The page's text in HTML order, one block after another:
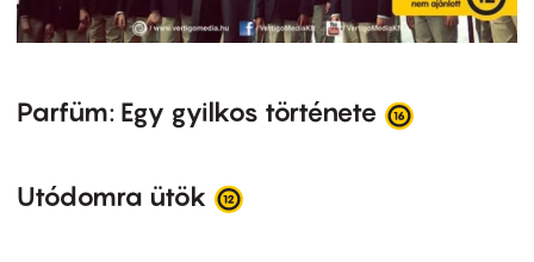
Parfüm: Egy gyilkos története
Utódomra ütök